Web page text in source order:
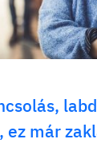
ez már